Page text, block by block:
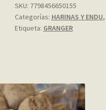
GR.
GRANGER
cantidad
SKU: 7798456650155
Categorías: HARINAS Y ENDU,
Etiqueta: GRANGER